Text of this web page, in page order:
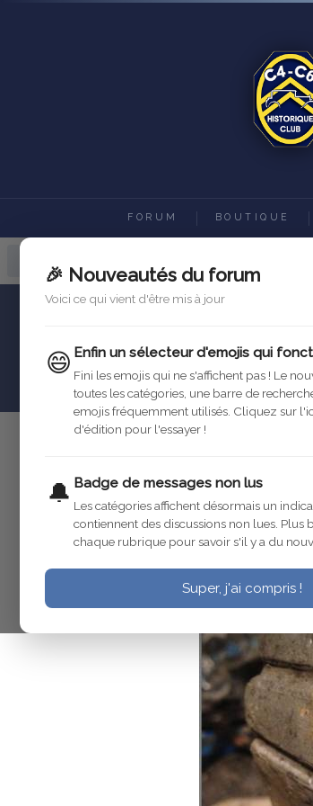
FORUM BOUTIQUE
🎉 Nouveautés du forum
Voici ce qui vient d'être mis à jour
😄 Enfin un sélecteur d'emojis qui
Fini les emojis qui ne s'affichent pas ! Le
toutes les catégories, une barre de
emojis fréquemment utilisés. Cliquez sur
d'édition pour l'essayer !
🔔 Badge de messages non lus
Les catégories affichent désormais un
contiennent des discussions non lues. Plus
chaque rubrique pour savoir s'il y a du
Super, j'ai compris !
Bonjour
c'est quoi?